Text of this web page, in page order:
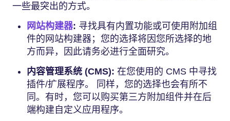
一些最突出的方式。
网站构建器: 寻找具有内置功能或可使用附加组
件的网站构建器；您的选择将因您所选择的地
方而异，因此请务必进行全面研究。
内容管理系统 (CMS): 在您使用的 CMS 中寻找
插件/扩展程序。 同样，您的选择也会有所不
同。有时，您可以购买第三方附加组件并在后
端构建自定义应用程序。